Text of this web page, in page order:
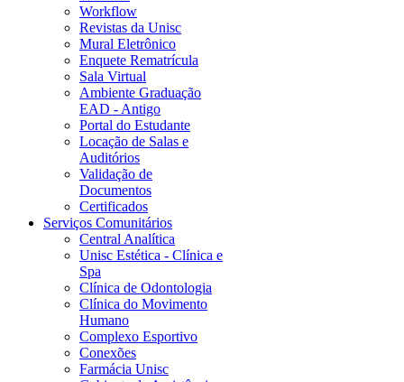
Workflow
Revistas da Unisc
Mural Eletrônico
Enquete Rematrícula
Sala Virtual
Ambiente Graduação
EAD - Antigo
Portal do Estudante
Locação de Salas e
Auditórios
Validação de
Documentos
Certificados
Serviços Comunitários
Central Analítica
Unisc Estética - Clínica e
Spa
Clínica de Odontologia
Clínica do Movimento
Humano
Complexo Esportivo
Conexões
Farmácia Unisc